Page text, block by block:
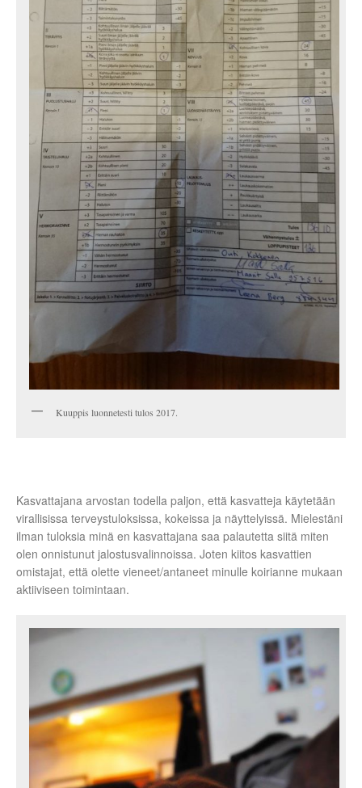
Kuuppis luonnetesti tulos 2017.
Kasvattajana arvostan todella paljon, että kasvatteja käytetään
virallisissa terveystuloksissa, kokeissa ja näyttelyissä. Mielestäni
ilman tuloksia minä en kasvattajana saa palautetta siitä miten
olen onnistunut jalostusvalinnoissa. Joten kiitos kasvattien
omistajat, että olette vieneet/antaneet minulle koirianne mukaan
aktiiviseen toimintaan.